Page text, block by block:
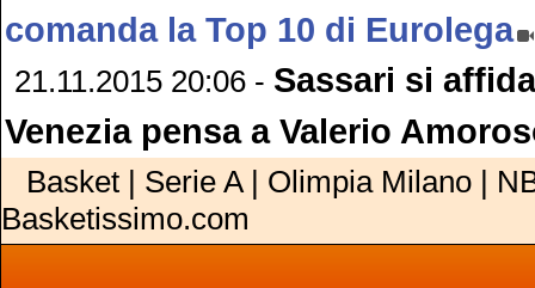
comanda la Top 10 di Eurolega
21.11.2015 20:06 - Sassari si
Venezia pensa a Valerio
Basket | Serie A | Olimpia Milano |
Basketissimo.com